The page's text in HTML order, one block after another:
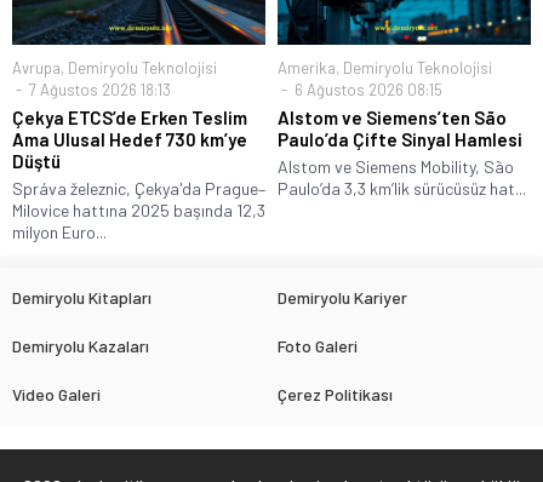
Avrupa, Demiryolu Teknolojisi
7 Ağustos 2026 18:13
Çekya ETCS’de Erken Teslim
Ama Ulusal Hedef 730 km’ye
Düştü
Správa železnic, Çekya'da Prague–
Milovice hattına 2025 başında 12,3
milyon Euro...
Amerika, Demiryolu Teknolojisi
6 Ağustos 2026 08:15
Alstom ve Siemens’ten São
Paulo’da Çifte Sinyal Hamlesi
Alstom ve Siemens Mobility, São
Paulo’da 3,3 km’lik sürücüsüz hat...
Demiryolu Kitapları Demiryolu Kariyer
Demiryolu Kazaları Foto Galeri
Video Galeri Çerez Politikası